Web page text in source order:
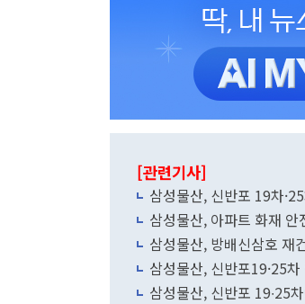
[관련기사]
삼성물산, 신반포 19차
삼성물산, 아파트 화재
삼성물산, 방배신삼호 재
삼성물산, 신반포19·25
삼성물산, 신반포 19∙25